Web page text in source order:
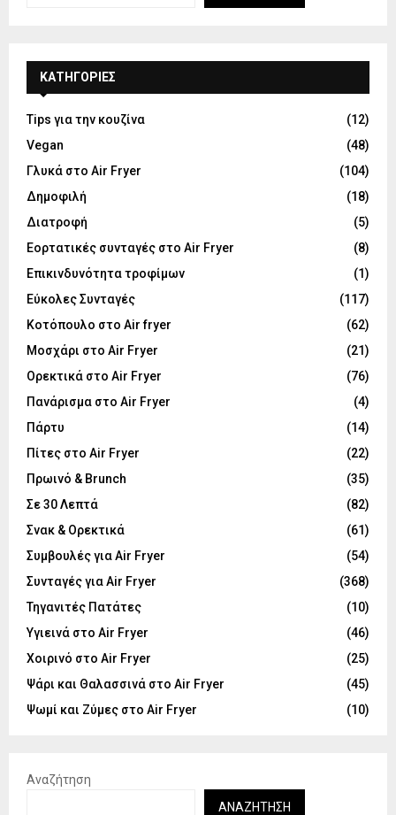
KΑΤΗΓΟΡΊΕΣ
Tips για την κουζίνα
(12)
Vegan
(48)
Γλυκά στο Air Fryer
(104)
Δημοφιλή
(18)
Διατροφή
(5)
Εορτατικές συνταγές στο Air Fryer
(8)
Επικινδυνότητα τροφίμων
(1)
Εύκολες Συνταγές
(117)
Κοτόπουλο στο Air fryer
(62)
Μοσχάρι στο Air Fryer
(21)
Ορεκτικά στο Air Fryer
(76)
Πανάρισμα στο Air Fryer
(4)
Πάρτυ
(14)
Πίτες στο Air Fryer
(22)
Πρωινό & Brunch
(35)
Σε 30 Λεπτά
(82)
Σνακ & Ορεκτικά
(61)
Συμβουλές για Air Fryer
(54)
Συνταγές για Air Fryer
(368)
Τηγανιτές Πατάτες
(10)
Υγιεινά στο Air Fryer
(46)
Χοιρινό στο Air Fryer
(25)
Ψάρι και Θαλασσινά στο Air Fryer
(45)
Ψωμί και Ζύμες στο Air Fryer
(10)
Αναζήτηση
ΑΝΑΖΉΤΗΣΗ